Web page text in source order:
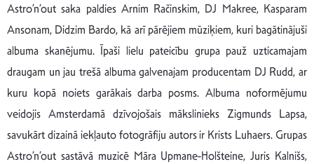
Astro’n’out saka paldies Arnim Račinskim, DJ Makree, Kasparam
Ansonam, Didzim Bardo, kā arī pārējiem mūziķiem, kuri bagātinājuši
albuma skanējumu. Īpaši lielu pateicību grupa pauž uzticamajam
draugam un jau trešā albuma galvenajam producentam DJ Rudd, ar
kuru kopā noiets garākais darba posms. Albuma noformējumu
veidojis Amsterdamā dzīvojošais mākslinieks Zigmunds Lapsa,
savukārt dizainā iekļauto fotogrāfiju autors ir Krists Luhaers. Grupas
Astro’n’out sastāvā muzicē Māra Upmane-Holšteine, Juris Kalnišs,